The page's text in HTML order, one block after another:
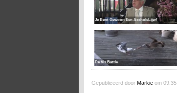
Je Bent Gewoon Een AssholeLijer!
De Vis Battle
Gepubliceerd door Markie om 09:35